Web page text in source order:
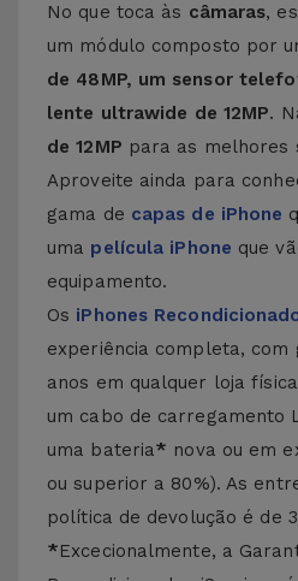
No que toca às câmaras,
um módulo composto por
de 48MP, um sensor
lente ultrawide de 12MP.
de 12MP para as melhores
Aproveite ainda para
gama de capas de iPhone
uma película iPhone que
equipamento.
Os iPhones
experiência completa, com
anos em qualquer loja
um cabo de carregamento
uma bateria* nova ou em
ou superior a 80%). As
política de devolução é de
*Excecionalmente, a